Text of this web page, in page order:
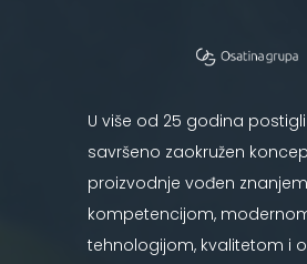
U više od 25 godina
savršeno zaokružen
proizvodnje vođen
kompetencijom,
tehnologijom, kvalitetom i